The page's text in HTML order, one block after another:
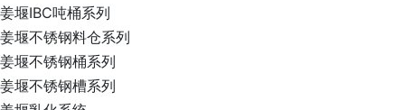
姜堰IBC吨桶系列
姜堰不锈钢料仓系列
姜堰不锈钢桶系列
姜堰不锈钢槽系列